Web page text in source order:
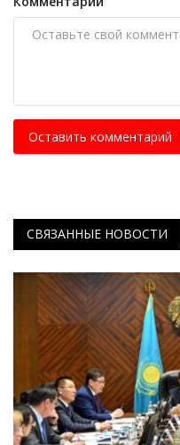
Оставить комментарий
СВЯЗАННЫЕ НОВОСТИ